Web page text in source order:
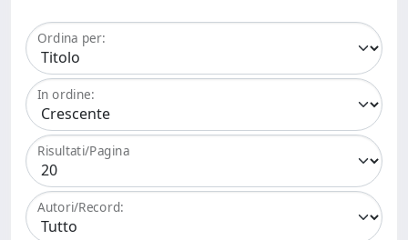
Ordina per:
In ordine:
Risultati/Pagina
Autori/Record: